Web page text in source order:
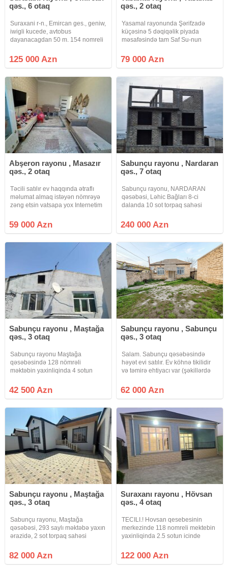
qəs., 6 otaq
Suraxani r-n., Emircan ges., geniw,
iwigli kucede, avtobus
dayanacagdan 50 m. 154 nomreli
ustunde, sahesi 140 kv.m. 6 otagli,
2 mertebeli ev satilir. Ev 4 dawdan
125 000 Azn
qəs., 2 otaq
Yasamal rayonunda Şərifzadə
küçəsinə 5 dəqiqəlik piyada
məsafəsində tam Saf Su-nun
səviyyədə təmirli evdir. İçinə gir
yaşa birbaşa. Tam şəkildə
79 000 Azn
Abşeron rayonu , Masazır
qəs., 2 otaq
Təcili satılır ev haqqında ətraflı
məlumat almaq istəyən nömrəyə
zəng etsin vatsapa yox Internetim
59 000 Azn
Sabunçu rayonu , Nardaran
qəs., 7 otaq
Sabunçu rayonu, NARDARAN
qəsəbəsi, Ləhic Bağları 8-ci
dalanda 10 sot torpaq sahəsi
7 otaqlı podmayak bağ evi satılır.
Ümumi tikili sahəsi 486 kv.m olan
240 000 Azn
Sabunçu rayonu , Maştağa
qəs., 3 otaq
Sabunçu rayonu Maştağa
qəsəbəsində 128 nömrəli
məktəbin yaxinliqinda 4 sotun
orta təmirli həyət evi.Evin qazi,
suyu, işiqi var.Evin sənəti Paket
42 500 Azn
Sabunçu rayonu , Sabunçu
qəs., 3 otaq
Salam. Sabunçu qəsəbəsində
həyət evi satılır. Ev köhnə tikilidir
və təmirə ehtiyacı var (şəkillərdə
sənədidir (2000-ci il) Kommunal
xətlər mövcuddur: İşıq və qaz
62 000 Azn
Sabunçu rayonu , Maştağa
qəs., 3 otaq
Sabunçu rayonu, Maştağa
qəsəbəsi, 293 saylı məktəbə yaxın
ərazidə, 2 sot torpaq sahəsi
ümumi tikili sahəsi 88 kv/m olan
Həyət Evi Satılır. Ev qoşa daşla
82 000 Azn
Suraxanı rayonu , Hövsan
qəs., 4 otaq
TECILI.! Hovsan qesebesinin
merkezinde 118 nomreli mektebin
yaxinliqinda 2.5 sotun icinde
satilir evin insasinda butun
STRANDARTLARA riayet olunub
122 000 Azn